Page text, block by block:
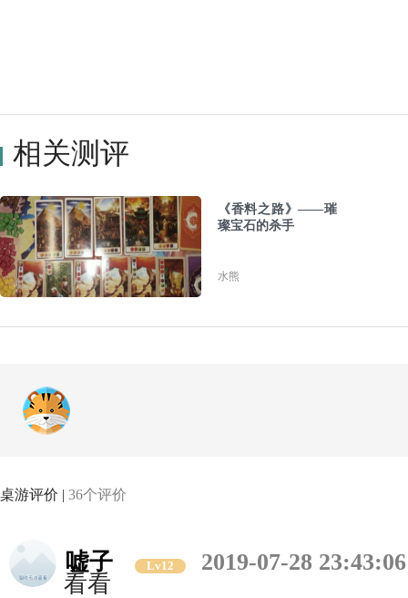
相关测评
《香料之路》——璀
璨宝石的杀手
水熊
桌游评价 | 36个评价
嘘子 Lv12
2019-07-28 23:43:06
看看